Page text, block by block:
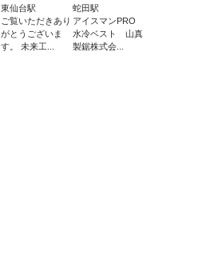
東仙台駅
ご覧いただきあり
がとうございま
す。 未来工...
蛇田駅
アイスマンPRO
水冷ベスト 山真
製鋸株式会...